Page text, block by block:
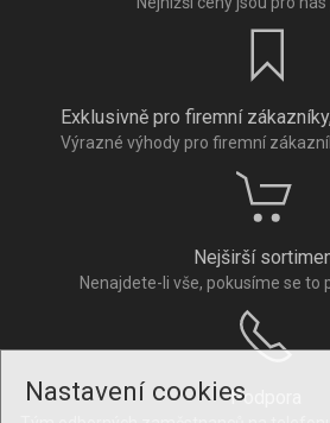
Nastavení cookies
Exklusivně pro firemní
Výrazné výhody pro firemní
Nejširší
Nenajdete-li vše, pokusíme se to
Podpora